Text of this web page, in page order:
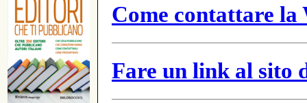
Come contattare
Fare un link al sito